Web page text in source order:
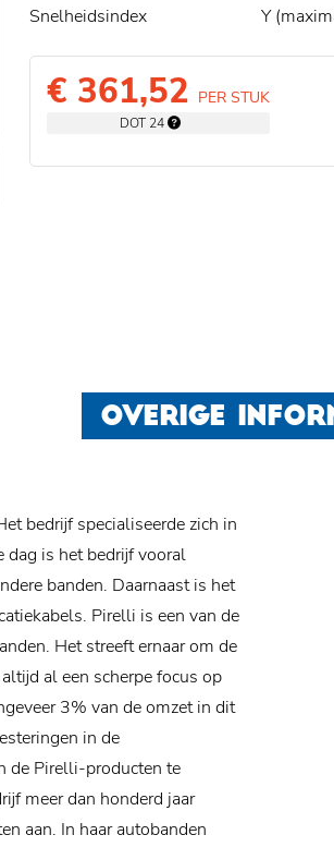
Snelheidsindex
Y
€ 361,52 PER STUK
DOT 24
OVERIGE
bedrijf specialiseerde zich in
dag is het bedrijf vooral
banden. Daarnaast is het
Pirelli is een van de
Het streeft ernaar om de
al een scherpe focus op
3% van de omzet in dit
in de
de Pirelli-producten te
meer dan honderd jaar
aan. In haar autobanden